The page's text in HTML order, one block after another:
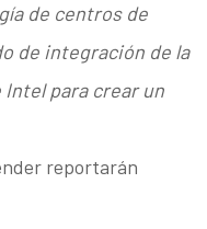
de centros de
de integración de la
para crear un
reportarán